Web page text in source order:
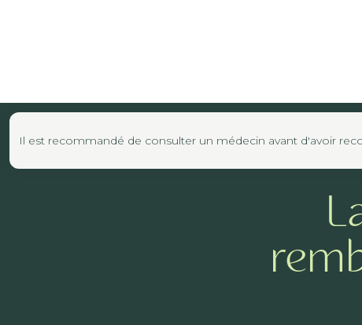
Il est recommandé de consulter un médecin avant d'avoir